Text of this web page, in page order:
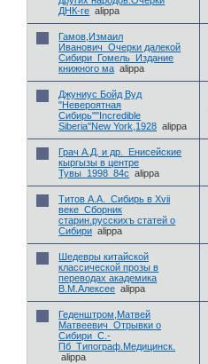
ДНК-ге alippa
Гамов,Измаил
Иванович_Очерки далекой
Сибири_Гомель_Издание
книжного ма alippa
Джуниус Бойд Вуд
"Невероятная
Сибирь""Incredible
Siberiа"New York,1928 alippa
Грач А.Д. и др._Енисейские
кыргызы в центре
Тувы_1998_84с
alippa
Титов А.А._Сибирь в Xvii
веке_Сборник
старин.русскихъ статей о
Сибири alippa
Шедевры китайской
классической прозы в
переводах академика
В.М.Алексее alippa
Геденштром,Матвей
Матвеевич_Отрывки о
Сибири_С.-
Пб_Типограф.Медицинск.
alippa